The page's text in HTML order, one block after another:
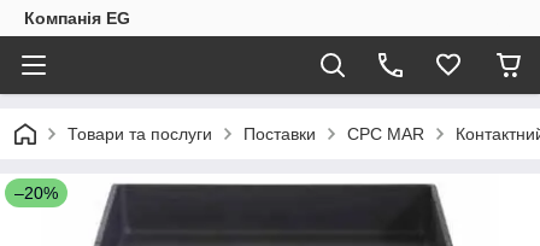
Компанія EG
Товари та послуги Поставки CPC MAR
–20%